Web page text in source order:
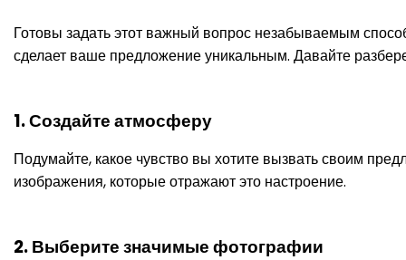
Готовы задать этот важный вопрос незабываемым
сделает ваше предложение уникальным. Давайте
1. Создайте атмосферу
Подумайте, какое чувство вы хотите вызвать своим
изображения, которые отражают это настроение.
2. Выберите значимые фотографии